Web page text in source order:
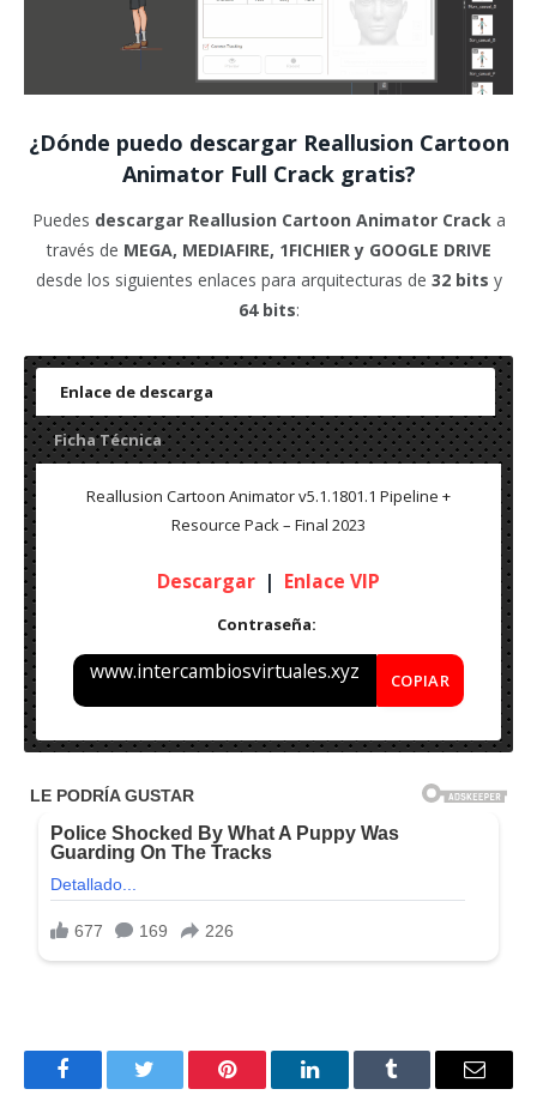
¿Dónde puedo descargar Reallusion Cartoon
Animator Full Crack gratis?
Puedes descargar Reallusion Cartoon AnimatorCracka
través de MEGA, MEDIAFIRE, 1FICHIER y GOOGLE DRIVE
desde los siguientes enlaces para arquitecturas de 32 bits y
64 bits:
Enlace de descarga
Ficha Técnica
Reallusion Cartoon Animator v5.1.1801.1 Pipeline +
Resource Pack – Final 2023
Descargar | Enlace VIP
Contraseña:
www.intercambiosvirtuales.xyz COPIAR
Nombre: Reallusion Cartoon Animator v5.1.1801.1 Pipeline
+ Resource Pack – Final
Idioma: Multilenguaje
Peso: 1GB
Activador: Incluido
FacebookTwitter Pinterest LinkedInTumblr Correo